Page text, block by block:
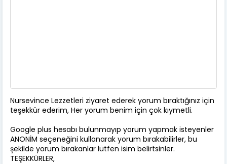
Nursevince Lezzetleri ziyaret ederek yorum bıraktığınız için
teşekkür ederim, Her yorum benim için çok kıymetli.
Google plus hesabı bulunmayıp yorum yapmak isteyenler
ANONİM seçeneğini kullanarak yorum bırakabilirler, bu
şekilde yorum bırakanlar lütfen isim belirtsinler.
TEŞEKKÜRLER,